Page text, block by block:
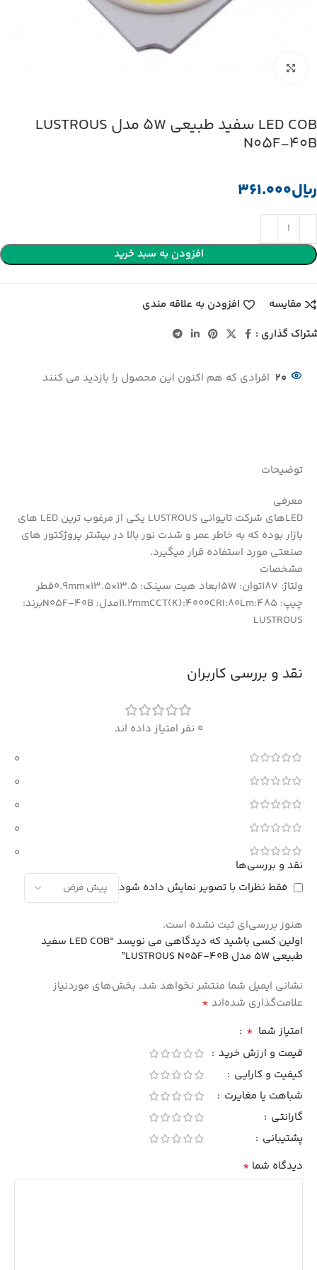
LED COB سفید طبیعی 5W مدل LUSTROUS
N05F-40B
﷼
افزودن به سبد خرید
مقایسه
افزودن به علاقه مندی
گذاری :
20 افرادی که هم اکنون این محصول را بازدید می کنند
توضیحات
معرفی
LEDهای شرکت تایوانی LUSTROUS یکی از مرغوب ترین LED های
بازار بوده که به خاطر عمر و شدت نور بالا در بیشتر پروژکتور های
صنعتی مورد استفاده قرار میگیرد.
مشخصات
ولتاژ: 18Vتوان: 5Wابعاد هیت سینک: 13.5×13.5×0.9mmقطر
چیپ: 11.2mmCCT(K):4000CRI:80Lm:485مدل: N05F-40Bبرند:
LUSTROUS
نقد و بررسی کاربران
0 نفر امتیاز داده اند
0
0
0
0
0
نقد و بررسی‌ها
فقط نظرات با تصویر نمایش داده شود
هنوز بررسی‌ای ثبت نشده است.
اولین کسی باشید که دیدگاهی می نویسد “LED COB سفید
طبیعی 5W مدل LUSTROUS N05F-40B”
نشانی ایمیل شما منتشر نخواهد شد. بخش‌های موردنیاز
علامت‌گذاری شده‌اند *
امتیاز شما *
قیمت و ارزش خرید
کیفیت و کارایی
شباهت یا مغایرت
گارانتی
پشتیبانی
دیدگاه شما *